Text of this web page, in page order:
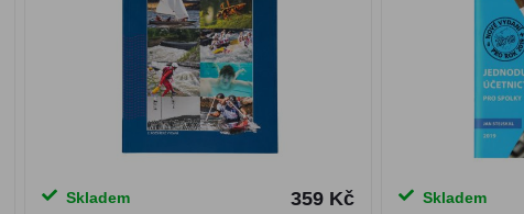
Skladem 359 Kč Skladem